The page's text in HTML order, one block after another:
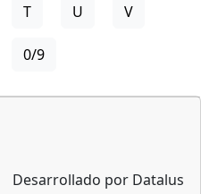
T U V
0/9
Desarrollado por Datalus